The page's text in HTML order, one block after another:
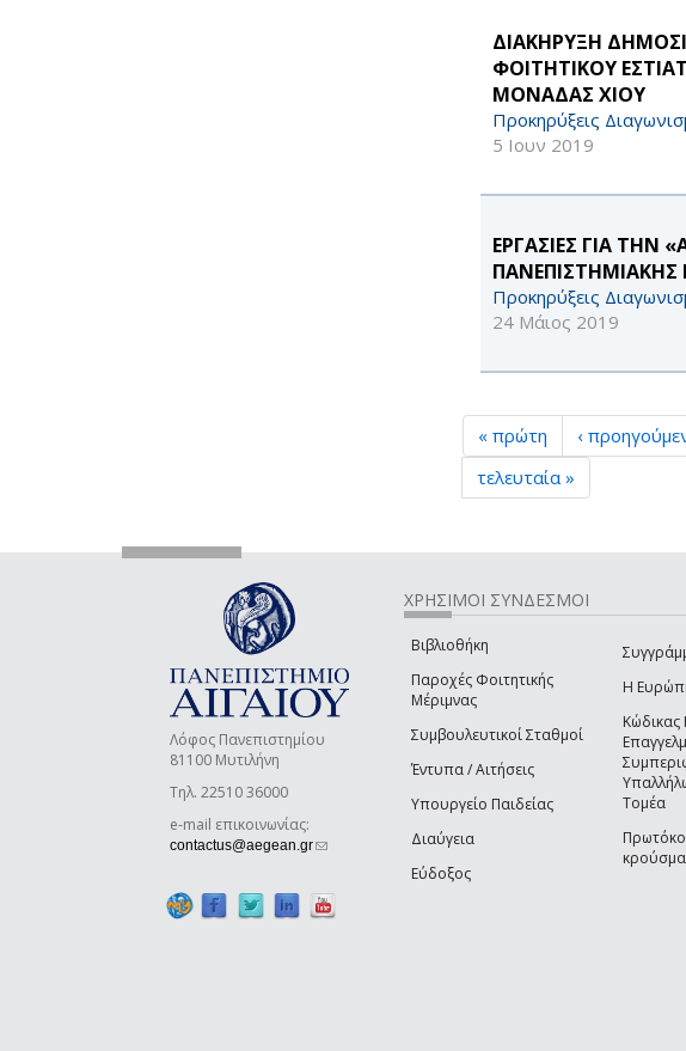
ΔΙΑΚΗΡΥΞΗ
ΦΟΙΤΗΤΙΚΟΥ
ΜΟΝΑΔΑΣ ΧΙΟΥ
Προκηρύξεις
5 Ιουν 2019
ΕΡΓΑΣΙΕΣ ΓΙΑ
Προκηρύξεις
24 Μάιος 2019
« πρώτη ‹
τελευταία »
Λόφος Πανεπιστημίου
81100 Μυτιλήνη
Τηλ. 22510 36000
e-mail επικοινωνίας:
contactus@aegean.gr(link sends e-mail)
ΧΡΗΣΙΜΟΙ ΣΥΝΔΕΣΜΟΙ
Βιβλιοθήκη
Παροχές Φοιτητικής
Μέριμνας
Συμβουλευτικοί Σταθμοί
Έντυπα / Αιτήσεις
Υπουργείο Παιδείας
Διαύγεια
Εύδοξος
Η
Κώδικας
Τομέα